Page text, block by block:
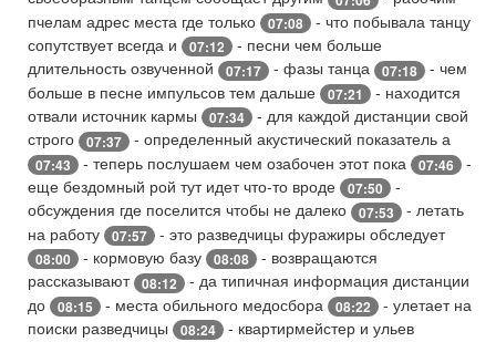
пчелам адрес места где только
07:08
- что побывала танцу
сопутствует всегда и
07:12
- песни чем больше
длительность озвученной
07:17 - фазы танца 07:18
- чем
больше в песне импульсов тем дальше
07:21
- находится
отвали источник кармы
07:34
- для каждой дистанции свой
строго
07:37 - определенный акустический показатель а
07:43 - теперь послушаем чем озабочен этот пока 07:46
-
еще бездомный рой тут идет что-то вроде
07:50
-
обсуждения где поселится чтобы не далеко
07:53
- летать
на работу
07:57 - это разведчицы фуражиры обследует
08:00 - кормовую базу 08:08
- возвращаются
рассказывают 08:12
- да типичная информация дистанции
до
08:15 - места обильного медосбора 08:22
- улетает на
поиски разведчицы
08:24
- квартирмейстер и ульев